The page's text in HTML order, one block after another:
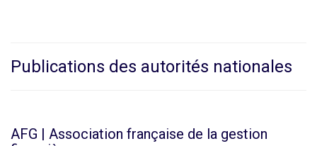
Publications des autorités nationales
AFG | Association française de la gestion